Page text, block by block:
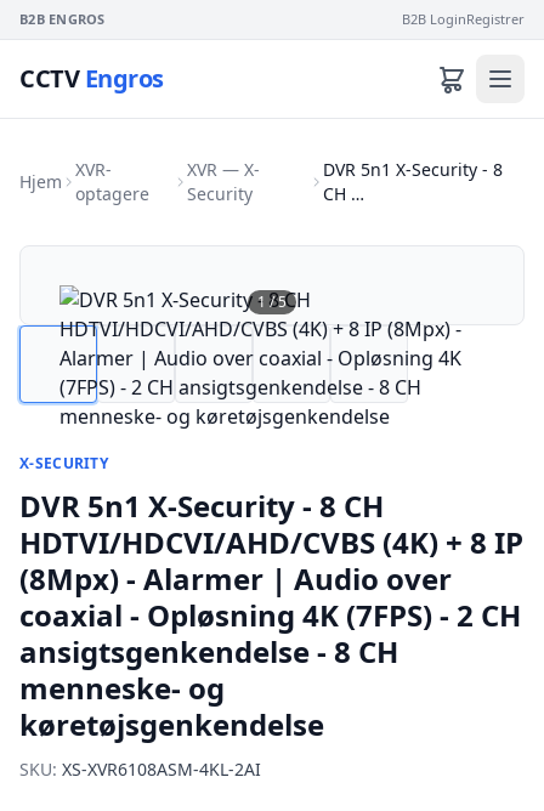
B2B ENGROS B2B LoginRegistrer
CCTVEngros
Hjem
XVR-
optagere
XVR — X-
Security
DVR 5n1 X-Security - 8
CH …
1 /5
X-SECURITY
DVR 5n1 X-Security - 8 CH
HDTVI/HDCVI/AHD/CVBS (4K) + 8 IP
(8Mpx) - Alarmer | Audio over
coaxial - Opløsning 4K (7FPS) - 2 CH
ansigtsgenkendelse - 8 CH
menneske- og
køretøjsgenkendelse
SKU: XS-XVR6108ASM-4KL-2AI